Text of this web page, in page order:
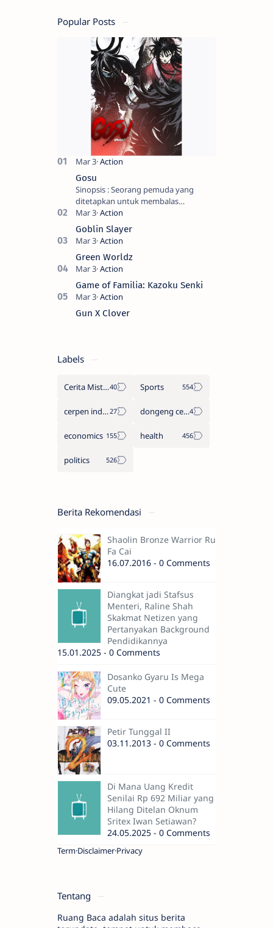
Popular Posts
Gosu
Sinopsis : Seorang pemuda yang
ditetapkan untuk membalas
masternya, seorang seniman bela diri
kuat sekali yang dikhianati oleh anak
buahn…
Goblin Slayer
Green Worldz
Game of Familia: Kazoku Senki
Gun X Clover
Labels
Cerita Misteri Sports
cerpen indonesia dongeng cerita legenda
economics health
politics
Berita Rekomendasi
Shaolin Bronze Warrior Ru
Fa Cai
16.07.2016 - 0 Comments
Diangkat jadi Stafsus
Menteri, Raline Shah
Skakmat Netizen yang
Pertanyakan Background
Pendidikannya
15.01.2025 - 0 Comments
Dosanko Gyaru Is Mega
Cute
09.05.2021 - 0 Comments
Petir Tunggal II
03.11.2013 - 0 Comments
Di Mana Uang Kredit
Senilai Rp 692 Miliar yang
Hilang Ditelan Oknum
Sritex Iwan Setiawan?
24.05.2025 - 0 Comments
Term Disclaimer Privacy
Tentang
Ruang Baca adalah situs berita